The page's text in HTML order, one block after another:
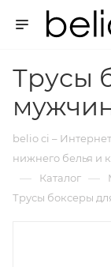
Трусы
belio ci –
нижнего белья и
— Каталог —
Трусы боксеры